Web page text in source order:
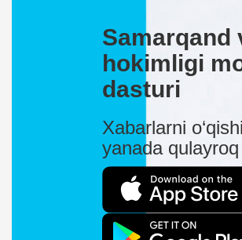
Samarqand
hokimligi
dasturi
Xabarlarni
yanada qulayroq